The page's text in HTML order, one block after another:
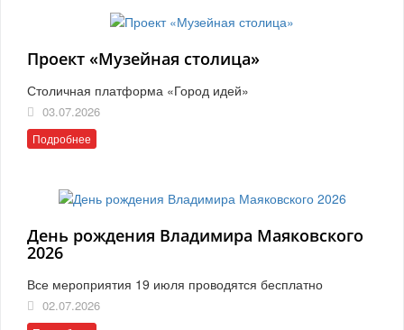
Проект «Музейная столица»
Столичная платформа «Город идей»
03.07.2026
Подробнее
День рождения Владимира Маяковского
2026
Все мероприятия 19 июля проводятся бесплатно
02.07.2026